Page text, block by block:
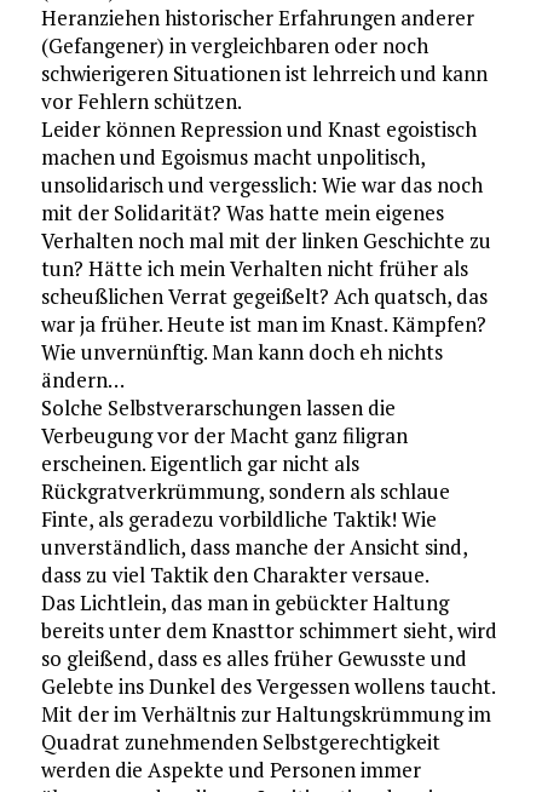
Heranziehen historischer Erfahrungen anderer
(Gefangener) in vergleichbaren oder noch
schwierigeren Situationen ist lehrreich und kann
vor Fehlern schützen.
Leider können Repression und Knast egoistisch
machen und Egoismus macht unpolitisch,
unsolidarisch und vergesslich: Wie war das noch
mit der Solidarität? Was hatte mein eigenes
Verhalten noch mal mit der linken Geschichte zu
tun? Hätte ich mein Verhalten nicht früher als
scheußlichen Verrat gegeißelt? Ach quatsch, das
war ja früher. Heute ist man im Knast. Kämpfen?
Wie unvernünftig. Man kann doch eh nichts
ändern…
Solche Selbstverarschungen lassen die
Verbeugung vor der Macht ganz filigran
erscheinen. Eigentlich gar nicht als
Rückgratverkrümmung, sondern als schlaue
Finte, als geradezu vorbildliche Taktik! Wie
unverständlich, dass manche der Ansicht sind,
dass zu viel Taktik den Charakter versaue.
Das Lichtlein, das man in gebückter Haltung
bereits unter dem Knasttor schimmert sieht, wird
so gleißend, dass es alles früher Gewusste und
Gelebte ins Dunkel des Vergessen wollens taucht.
Mit der im Verhältnis zur Haltungskrümmung im
Quadrat zunehmenden Selbstgerechtigkeit
werden die Aspekte und Personen immer